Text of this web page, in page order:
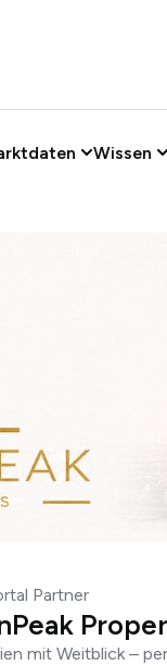
Wissen
Partner
mit Weitblick –